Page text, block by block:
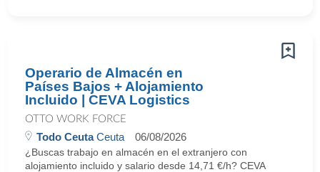
Operario de Almacén en
Países Bajos + Alojamiento
Incluido | CEVA Logistics
OTTO WORK FORCE
Todo CeutaCeuta 06/08/2026
¿Buscas trabajo en almacén en el extranjero con
alojamiento incluido y salario desde 14,71 €/h? CEVA